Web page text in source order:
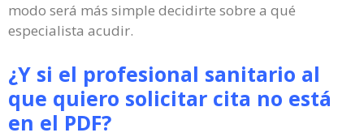
modo será más simple decidirte sobre a qué
especialista acudir.
¿Y si el profesional sanitario al
que quiero solicitar cita no está
en el PDF?